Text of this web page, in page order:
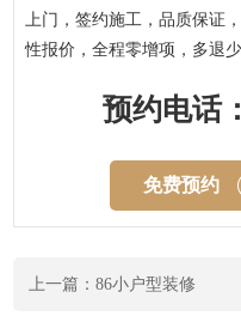
上门，签约施工，品质保证
性报价，全程零增项，多退
预约电话：
免费预约
上一篇：86小户型装修